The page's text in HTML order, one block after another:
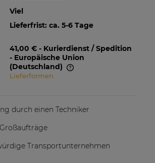
Viel
Lieferfrist: ca. 5-6 Tage
41,00 € - Kurierdienst / Spedition
- Europäische Union
(Deutschland)
etwaige Zahlungskosten nicht
Lieferformen
durch einen Techniker
Transportunternehmen